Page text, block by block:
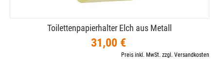
Toilettenpapierhalter Elch aus Metall
31,00 €
Preis inkl. MwSt. zzgl. Versandkosten